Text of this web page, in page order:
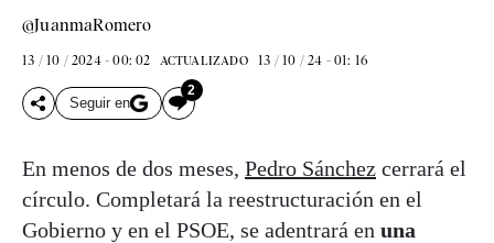
@JuanmaRomero
13 / 10 / 2024 - 00: 02 ACTUALIZADO 13 / 10 / 24 - 01: 16
Seguir en
2
En menos de dos meses, Pedro Sánchez cerrará el
círculo. Completará la reestructuración en el
Gobierno y en el PSOE, se adentrará en una